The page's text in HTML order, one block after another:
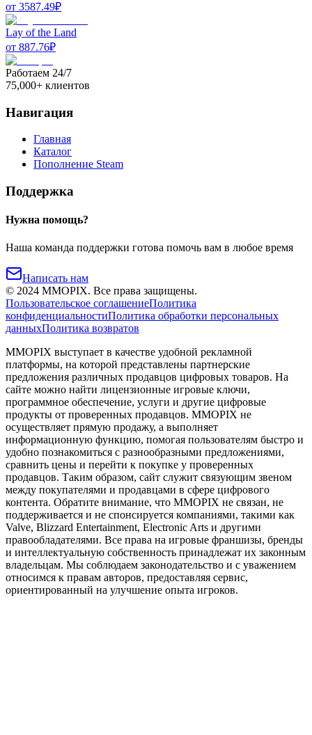
от 3587.49₽
Lay of the Land
от 887.76₽
Работаем 24/7
75,000+ клиентов
Навигация
Главная
Каталог
Пополнение Steam
Поддержка
Нужна помощь?
Наша команда поддержки готова помочь вам в любое время
Написать нам
© 2024 MMOPIX. Все права защищены.
Пользовательское соглашениеПолитика
конфиденциальностиПолитика обработки персональных
данныхПолитика возвратов
MMOPIX выступает в качестве удобной рекламной
платформы, на которой представлены партнерские
предложения различных продавцов цифровых товаров. На
сайте можно найти лицензионные игровые ключи,
программное обеспечение, услуги и другие цифровые
продукты от проверенных продавцов. MMOPIX не
осуществляет прямую продажу, а выполняет
информационную функцию, помогая пользователям быстро и
удобно познакомиться с разнообразными предложениями,
сравнить цены и перейти к покупке у проверенных
продавцов. Таким образом, сайт служит связующим звеном
между покупателями и продавцами в сфере цифрового
контента. Обратите внимание, что MMOPIX не связан, не
поддерживается и не спонсируется компаниями, такими как
Valve, Blizzard Entertainment, Electronic Arts и другими
правообладателями. Все права на игровые франшизы, бренды
и интеллектуальную собственность принадлежат их законным
владельцам. Мы соблюдаем законодательство и с уважением
относимся к правам авторов, предоставляя сервис,
ориентированный на улучшение опыта игроков.